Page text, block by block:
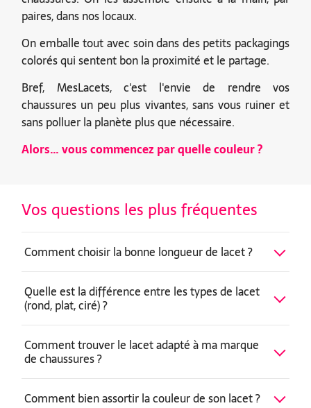
paires, dans nos locaux.
On emballe tout avec soin dans des petits packagings
colorés qui sentent bon la proximité et le partage.
Bref, MesLacets, c'est l'envie de rendre vos
chaussures un peu plus vivantes, sans vous ruiner et
sans polluer la planète plus que nécessaire.
Alors… vous commencez par quelle couleur ?
Vos questions les plus fréquentes
Comment choisir la bonne longueur de lacet ?
Quelle est la différence entre les types de lacet
(rond, plat, ciré) ?
Comment trouver le lacet adapté à ma marque
de chaussures ?
Comment bien assortir la couleur de son lacet ?